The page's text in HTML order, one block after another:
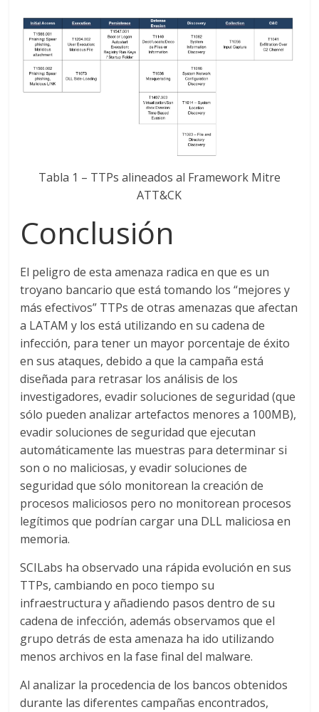
Tabla 1 – TTPs alineados al Framework Mitre
ATT&CK
Conclusión
El peligro de esta amenaza radica en que es un
troyano bancario que está tomando los “mejores y
más efectivos” TTPs de otras amenazas que afectan
a LATAM y los está utilizando en su cadena de
infección, para tener un mayor porcentaje de éxito
en sus ataques, debido a que la campaña está
diseñada para retrasar los análisis de los
investigadores, evadir soluciones de seguridad (que
sólo pueden analizar artefactos menores a 100MB),
evadir soluciones de seguridad que ejecutan
automáticamente las muestras para determinar si
son o no maliciosas, y evadir soluciones de
seguridad que sólo monitorean la creación de
procesos maliciosos pero no monitorean procesos
legítimos que podrían cargar una DLL maliciosa en
memoria.
SCILabs ha observado una rápida evolución en sus
TTPs, cambiando en poco tiempo su
infraestructura y añadiendo pasos dentro de su
cadena de infección, además observamos que el
grupo detrás de esta amenaza ha ido utilizando
menos archivos en la fase final del malware.
Al analizar la procedencia de los bancos obtenidos
durante las diferentes campañas encontrados,